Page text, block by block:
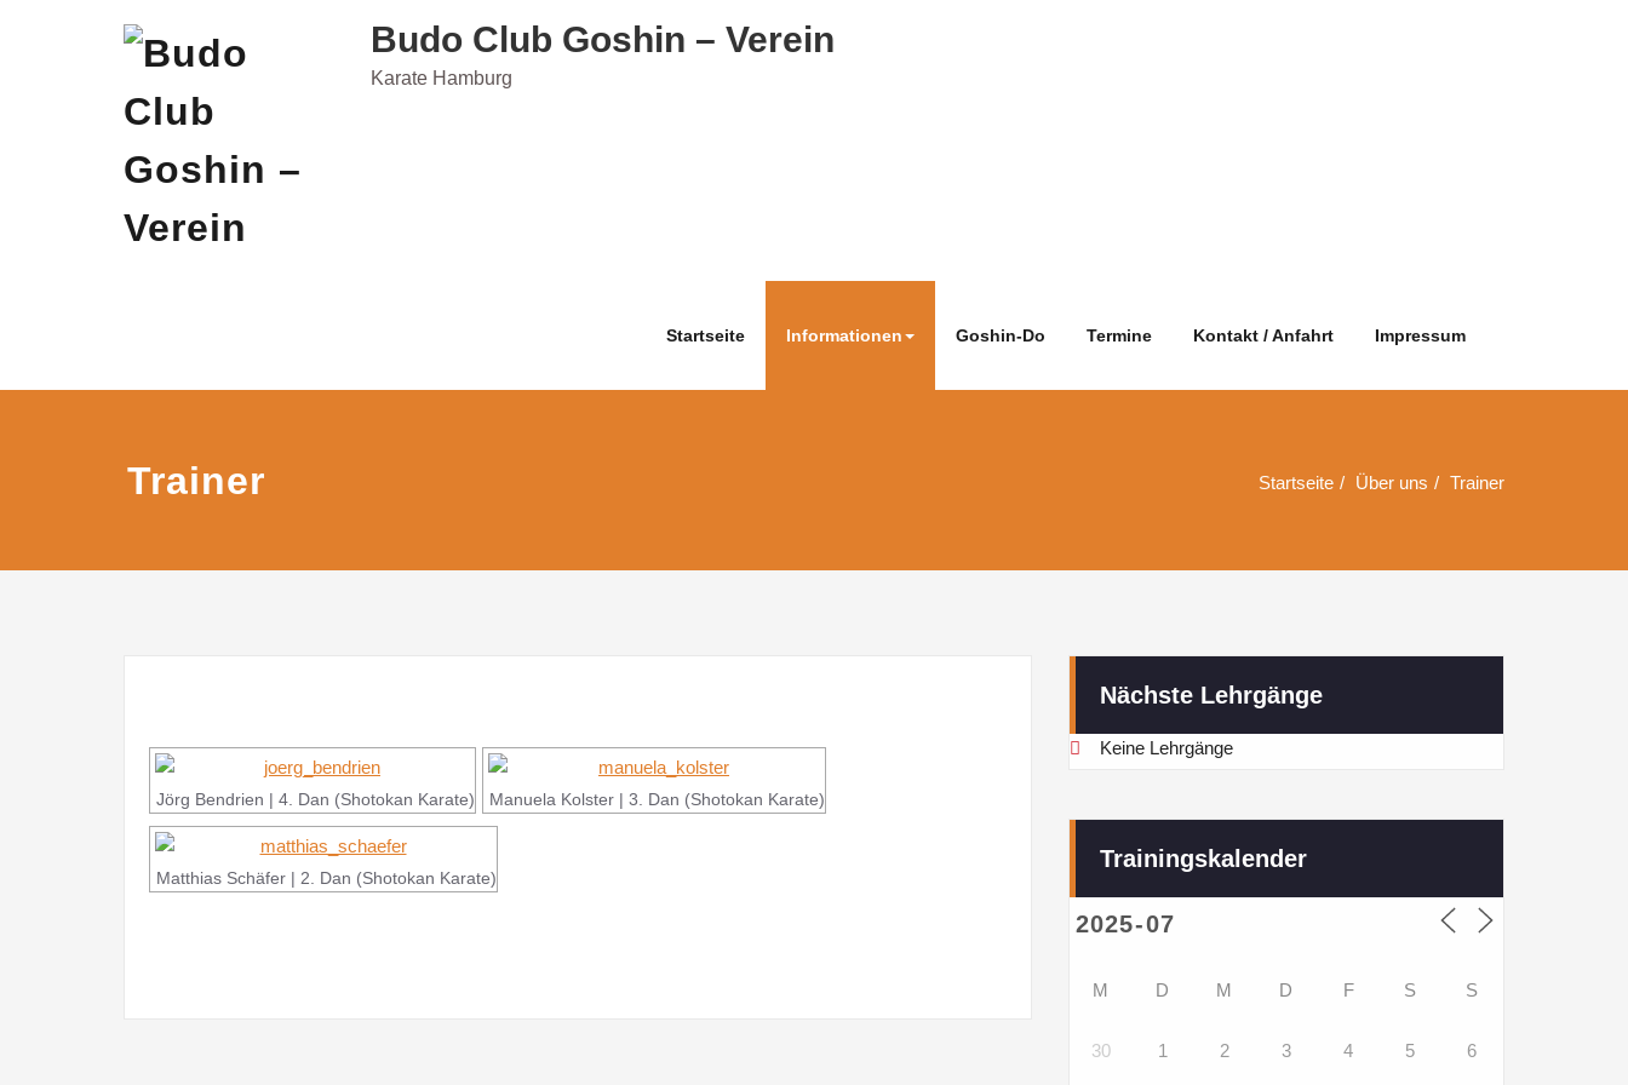
Budo Club Goshin – Verein
Karate Hamburg
Startseite Informationen Goshin-Do Termine Kontakt / Anfahrt Impressum
Trainer Startseite Über uns Trainer
Jörg Bendrien | 4. Dan (Shotokan Karate) Manuela Kolster | 3. Dan (Shotokan Karate)
Matthias Schäfer | 2. Dan (Shotokan Karate)
Nächste Lehrgänge
Keine Lehrgänge
Trainingskalender
M D M D F S S
30 1 2 3 4 5 6